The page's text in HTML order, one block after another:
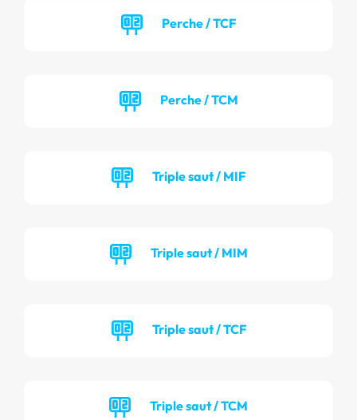
Perche / TCF
Perche / TCM
Triple saut / MIF
Triple saut / MIM
Triple saut / TCF
Triple saut / TCM